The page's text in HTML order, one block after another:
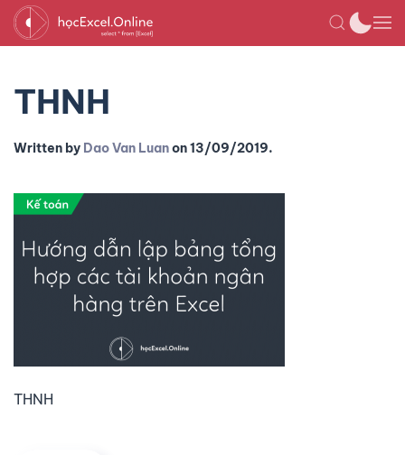
THNH
Written by Dao Van Luanon13/09/2019.
THNH